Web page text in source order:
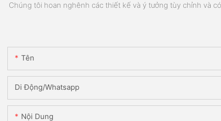
Chúng tôi hoan nghênh các thiết kế và ý tưởng tùy chỉnh và
Tên
Di Động/Whatsapp
Nội Dung